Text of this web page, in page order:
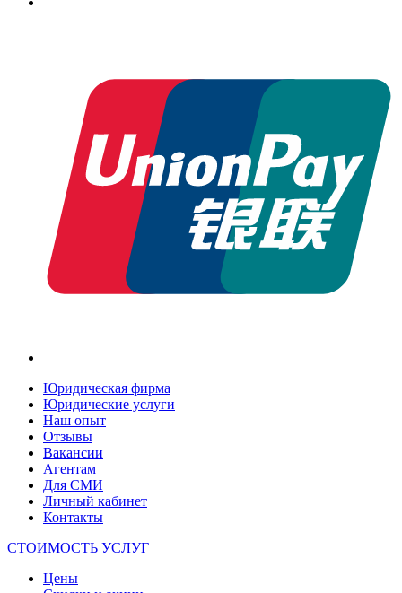
Юридическая фирма
Юридические услуги
Наш опыт
Отзывы
Вакансии
Агентам
Для СМИ
Личный кабинет
Контакты
СТОИМОСТЬ УСЛУГ
Цены